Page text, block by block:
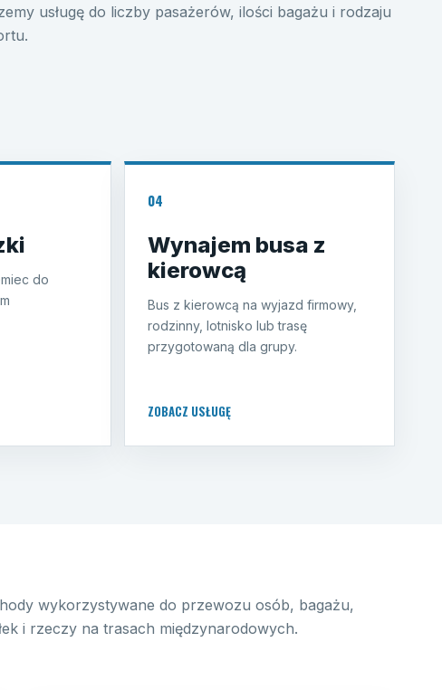
usługę do liczby pasażerów, ilości bagażu i rodzaju
do
04
Wynajem busa z
kierowcą
Bus z kierowcą na wyjazd firmowy,
rodzinny, lotnisko lub trasę
przygotowaną dla grupy.
ZOBACZ USŁUGĘ
wykorzystywane do przewozu osób, bagażu,
i rzeczy na trasach międzynarodowych.